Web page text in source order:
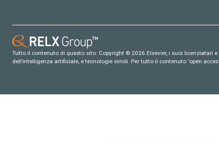
Tutto il contenuto di questo sito: Copyright © 2026 Elsevier, i suoi
dell’intelligenza artificiale, e tecnologie simili. Per tutto il contenuto ‘open